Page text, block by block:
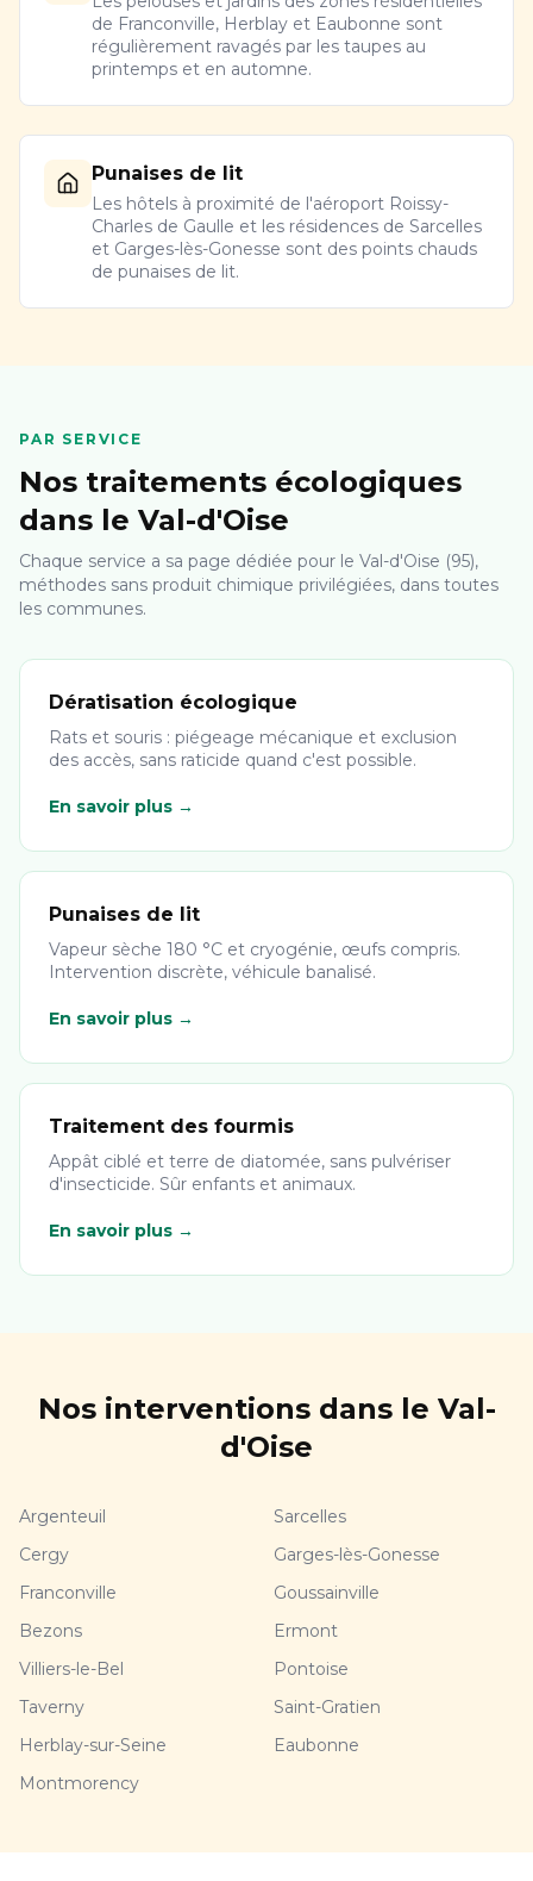
de Franconville, Herblay et Eaubonne sont
régulièrement ravagés par les taupes au
printemps et en automne.
Punaises de lit
Les hôtels à proximité de l'aéroport Roissy-
Charles de Gaulle et les résidences de Sarcelles
et Garges-lès-Gonesse sont des points chauds
de punaises de lit.
PAR SERVICE
Nos traitements écologiques
dans le Val-d'Oise
Chaque service a sa page dédiée pour le Val-d'Oise (95),
méthodes sans produit chimique privilégiées, dans toutes
les communes.
Dératisation écologique
Rats et souris : piégeage mécanique et exclusion
des accès, sans raticide quand c'est possible.
En savoir plus →
Punaises de lit
Vapeur sèche 180 °C et cryogénie, œufs compris.
Intervention discrète, véhicule banalisé.
En savoir plus →
Traitement des fourmis
Appât ciblé et terre de diatomée, sans pulvériser
d'insecticide. Sûr enfants et animaux.
En savoir plus →
Nos interventions dans le Val-
d'Oise
Argenteuil
Sarcelles
Cergy
Garges-lès-Gonesse
Franconville
Goussainville
Bezons
Ermont
Villiers-le-Bel
Pontoise
Taverny
Saint-Gratien
Herblay-sur-Seine
Eaubonne
Montmorency